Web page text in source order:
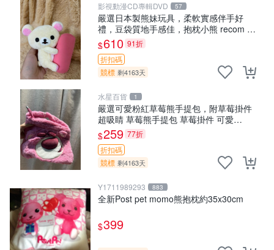
影視動漫CD專輯DVD 57
嚴選日本製熊妹玩具，柔軟實感伴手好
禮，豆袋質地手感佳，抱枕小熊 recom 推
薦 白色豆袋 玩具
$610 91折
折扣碼
競標 剩4163天
水星百貨 1
嚴選可愛粉紅草莓熊手提包，附草莓掛件
超吸睛 草莓熊手提包 草莓掛件 可愛
portunese
$259 77折
折扣碼
競標 剩4163天
Y1711989293 883
全新Post pet momo熊抱枕約35x30cm
$399